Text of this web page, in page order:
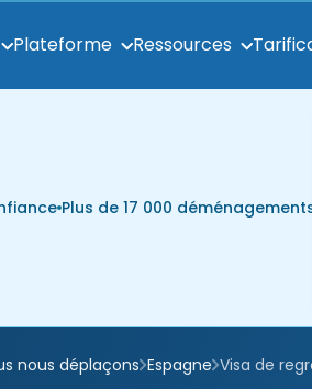
Plateforme Ressources
Plus de 17 000
nous déplaçons Espagne Visa de